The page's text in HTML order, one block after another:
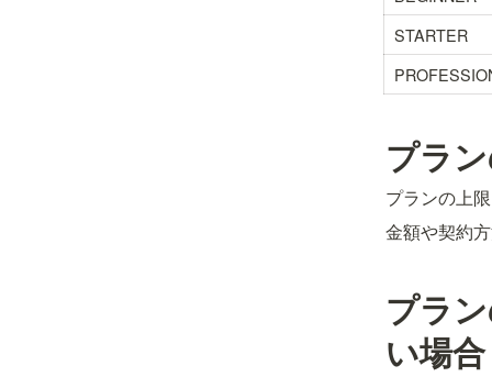
STARTER
プラ
プランの上
金額や契約
プラ
い場合